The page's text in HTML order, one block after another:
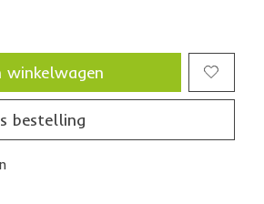
winkelwagen
bestelling